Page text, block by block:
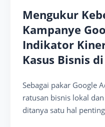
Mengukur
Kampanye
Indikator
Kasus Bisnis
Sebagai pakar Google
ratusan bisnis lokal
ditanya satu hal